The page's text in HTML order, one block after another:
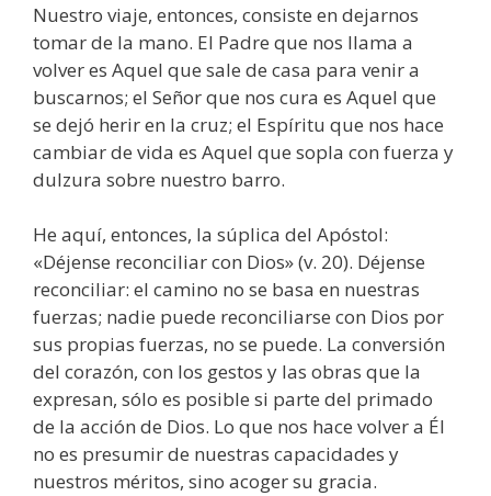
Nuestro viaje, entonces, consiste en dejarnos
tomar de la mano. El Padre que nos llama a
volver es Aquel que sale de casa para venir a
buscarnos; el Señor que nos cura es Aquel que
se dejó herir en la cruz; el Espíritu que nos hace
cambiar de vida es Aquel que sopla con fuerza y
dulzura sobre nuestro barro.
He aquí, entonces, la súplica del Apóstol:
«Déjense reconciliar con Dios» (v. 20). Déjense
reconciliar: el camino no se basa en nuestras
fuerzas; nadie puede reconciliarse con Dios por
sus propias fuerzas, no se puede. La conversión
del corazón, con los gestos y las obras que la
expresan, sólo es posible si parte del primado
de la acción de Dios. Lo que nos hace volver a Él
no es presumir de nuestras capacidades y
nuestros méritos, sino acoger su gracia.